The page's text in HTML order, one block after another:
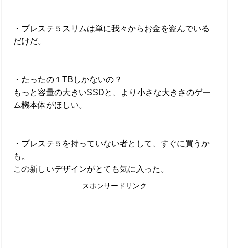
・プレステ５スリムは単に我々からお金を盗んでいる
だけだ。
・たったの１TBしかないの？
もっと容量の大きいSSDと、より小さな大きさのゲー
ム機本体がほしい。
・プレステ５を持っていない者として、すぐに買うか
も。
この新しいデザインがとても気に入った。
スポンサードリンク